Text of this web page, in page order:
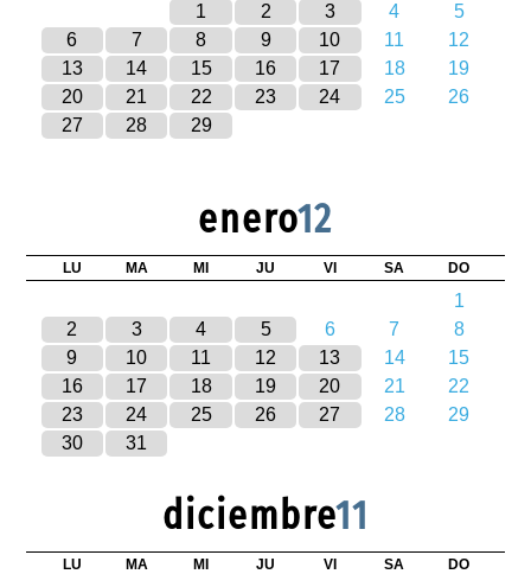
1 2 3 4
5
6
7 8 9 10 11
12
13
14 15 16 17 18
19
20
21 22 23 24 25
26
27
28 29
enero12
LU MA MI JU VI SA DO
1
2
3 4 5 6 7
8
9
10 11 12 13 14
15
16
17 18 19 20 21
22
23
24 25 26 27 28
29
30
31
diciembre11
LU MA MI JU VI SA DO